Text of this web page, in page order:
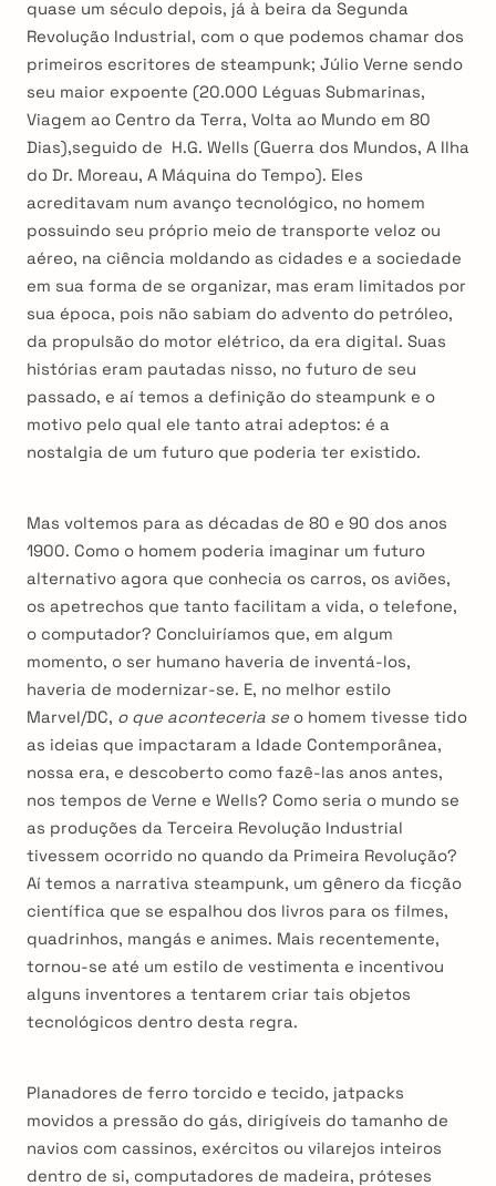
quase um século depois, já à beira da Segunda
Revolução Industrial, com o que podemos chamar dos
primeiros escritores de steampunk; Júlio Verne sendo
seu maior expoente (20.000 Léguas Submarinas,
Viagem ao Centro da Terra, Volta ao Mundo em 80
Dias),seguido de H.G. Wells (Guerra dos Mundos, A Ilha
do Dr. Moreau, A Máquina do Tempo). Eles
acreditavam num avanço tecnológico, no homem
possuindo seu próprio meio de transporte veloz ou
aéreo, na ciência moldando as cidades e a sociedade
em sua forma de se organizar, mas eram limitados por
sua época, pois não sabiam do advento do petróleo,
da propulsão do motor elétrico, da era digital. Suas
histórias eram pautadas nisso, no futuro de seu
passado, e aí temos a definição do steampunk e o
motivo pelo qual ele tanto atrai adeptos: é a
nostalgia de um futuro que poderia ter existido.
Mas voltemos para as décadas de 80 e 90 dos anos
1900. Como o homem poderia imaginar um futuro
alternativo agora que conhecia os carros, os aviões,
os apetrechos que tanto facilitam a vida, o telefone,
o computador? Concluiríamos que, em algum
momento, o ser humano haveria de inventá-los,
haveria de modernizar-se. E, no melhor estilo
Marvel/DC, o que aconteceria se o homem tivesse tido
as ideias que impactaram a Idade Contemporânea,
nossa era, e descoberto como fazê-las anos antes,
nos tempos de Verne e Wells? Como seria o mundo se
as produções da Terceira Revolução Industrial
tivessem ocorrido no quando da Primeira Revolução?
Aí temos a narrativa steampunk, um gênero da ficção
científica que se espalhou dos livros para os filmes,
quadrinhos, mangás e animes. Mais recentemente,
tornou-se até um estilo de vestimenta e incentivou
alguns inventores a tentarem criar tais objetos
tecnológicos dentro desta regra.
Planadores de ferro torcido e tecido, jatpacks
movidos a pressão do gás, dirigíveis do tamanho de
navios com cassinos, exércitos ou vilarejos inteiros
dentro de si, computadores de madeira, próteses